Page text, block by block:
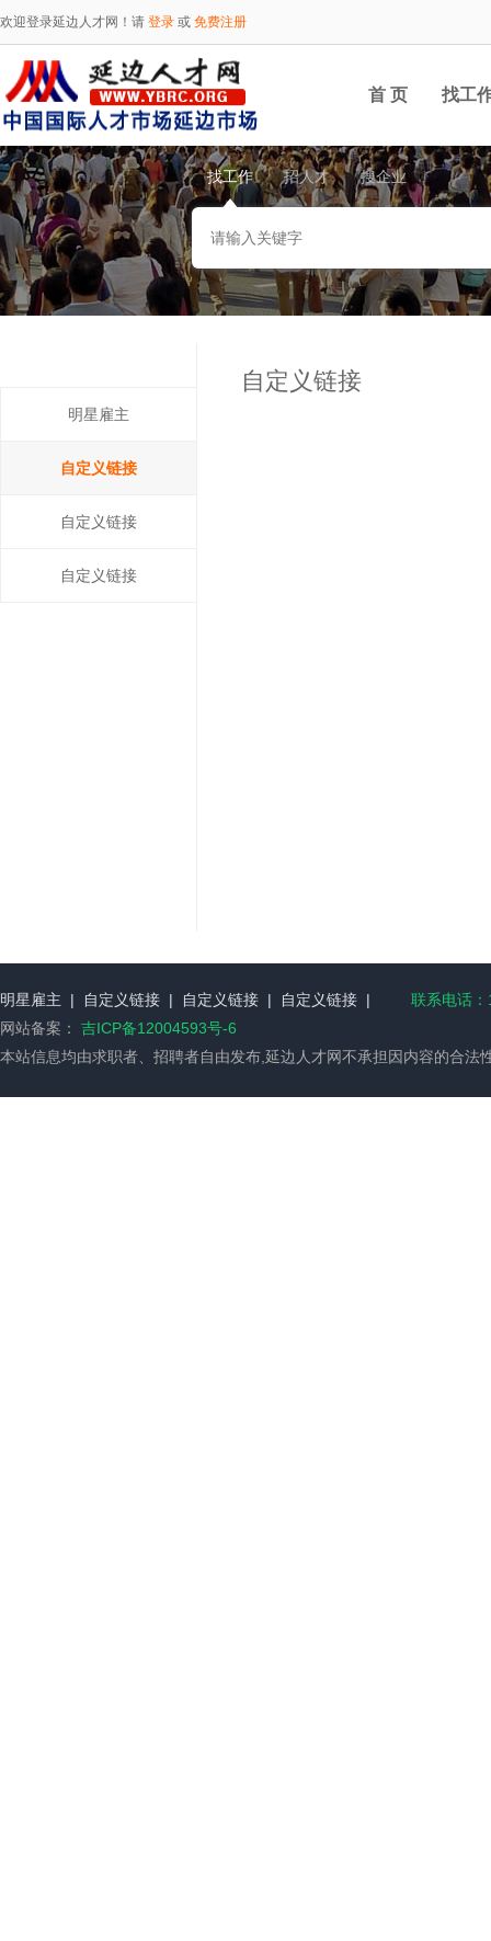
欢迎登录延边人才网！请 登录 或 免费注册
首 页 找工
找工作 招人才 搜企业
明星雇主
自定义链接
自定义链接
自定义链接
自定义链接
明星雇主 | 自定义链接 | 自定义链接 | 自定义链接 |
联系电话
网站备案： 吉ICP备12004593号-6
本站信息均由求职者、招聘者自由发布,延边人才网不承担因内容的合